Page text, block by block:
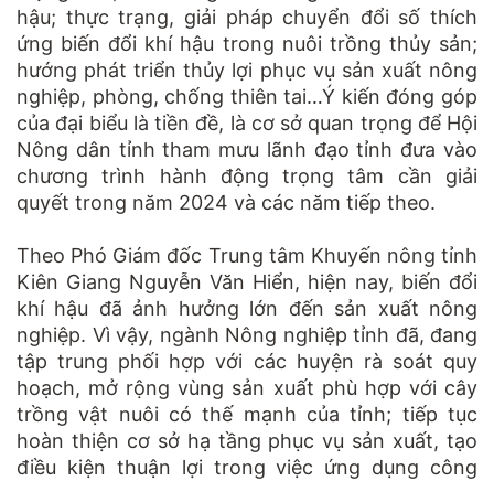
hậu; thực trạng, giải pháp chuyển đổi số thích
ứng biến đổi khí hậu trong nuôi trồng thủy sản;
hướng phát triển thủy lợi phục vụ sản xuất nông
nghiệp, phòng, chống thiên tai…Ý kiến đóng góp
của đại biểu là tiền đề, là cơ sở quan trọng để Hội
Nông dân tỉnh tham mưu lãnh đạo tỉnh đưa vào
chương trình hành động trọng tâm cần giải
quyết trong năm 2024 và các năm tiếp theo.
Theo Phó Giám đốc Trung tâm Khuyến nông tỉnh
Kiên Giang Nguyễn Văn Hiển, hiện nay, biến đổi
khí hậu đã ảnh hưởng lớn đến sản xuất nông
nghiệp. Vì vậy, ngành Nông nghiệp tỉnh đã, đang
tập trung phối hợp với các huyện rà soát quy
hoạch, mở rộng vùng sản xuất phù hợp với cây
trồng vật nuôi có thế mạnh của tỉnh; tiếp tục
hoàn thiện cơ sở hạ tầng phục vụ sản xuất, tạo
điều kiện thuận lợi trong việc ứng dụng công